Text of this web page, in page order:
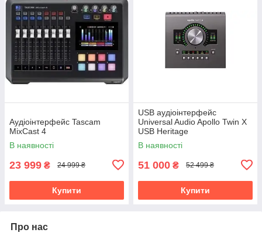
Аудіоінтерфейс Tascam
MixCast 4
В наявності
23 999 ₴ 24 999 ₴
Купити
USB аудіоінтерфейс
Universal Audio Apollo Twin X
USB Heritage
В наявності
51 000 ₴ 52 499 ₴
Купити
Про нас